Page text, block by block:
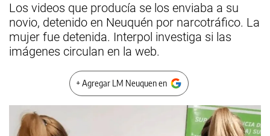
Los videos que producía se los enviaba a su
novio, detenido en Neuquén por narcotráfico. La
mujer fue detenida. Interpol investiga si las
imágenes circulan en la web.
+ Agregar LM Neuquen en